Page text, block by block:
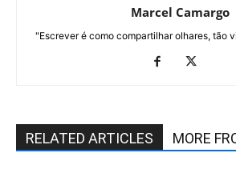
Marcel Camargo
"Escrever é como compartilhar olhares, tão
RELATED ARTICLES MORE